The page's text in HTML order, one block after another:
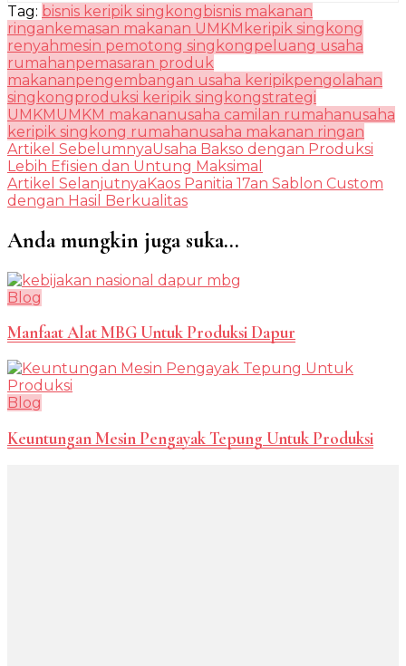
Tag: bisnis keripik singkong bisnis makanan
ringan kemasan makanan UMKM keripik singkong
renyahmesin pemotong singkongpeluang usaha
rumahanpemasaran produk
makananpengembangan usaha keripikpengolahan
singkongproduksi keripik singkongstrategi
UMKM UMKM makananusaha camilan rumahanusaha
keripik singkong rumahanusaha makanan ringan
Navigasi
Artikel
Artikel SebelumnyaUsaha Bakso dengan Produksi
Lebih Efisien dan Untung Maksimal
Artikel SelanjutnyaKaos Panitia 17an Sablon Custom
dengan Hasil Berkualitas
Anda mungkin juga suka...
Blog
Manfaat Alat MBG Untuk Produksi Dapur
Blog
Keuntungan Mesin Pengayak Tepung Untuk Produksi